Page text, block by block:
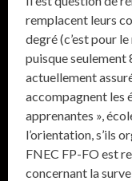
remplacent leurs
degré (c’est pour
puisque seulement
actuellement
accompagnent les
apprenantes »,
l’orientation, s’ils
FNEC FP-FO est
concernant la